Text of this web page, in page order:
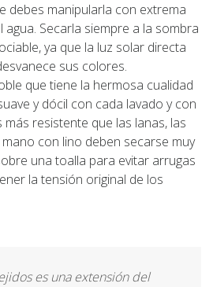
debes manipularla con extrema
agua. Secarla siempre a la sombra
ya que la luz solar directa
sus colores.
que tiene la hermosa cualidad
y dócil con cada lavado y con
más resistente que las lanas, las
con lino deben secarse muy
una toalla para evitar arrugas
la tensión original de los
es una extensión del